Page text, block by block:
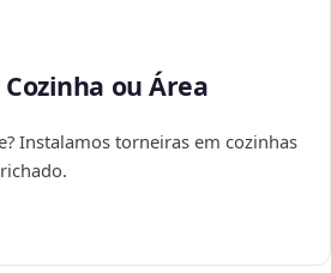
ou Área
Instalamos torneiras em cozinhas